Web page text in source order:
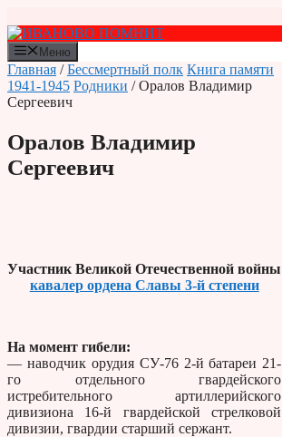
к
содержимому
Меню
Главная /Бессмертный полк Книга памяти
1941-1945 Родники / Оралов Владимир
Сергеевич
Оралов Владимир
Сергеевич
Участник Великой Отечественной войны
кавалер ордена Славы 3-й степени
На момент гибели:
— наводчик орудия СУ-76 2-й батареи 21-
го отдельного гвардейского
истребительного артиллерийского
дивизиона 16-й гвардейской стрелковой
дивизии, гвардии старший сержант.